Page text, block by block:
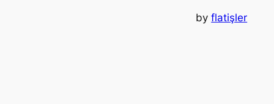
byflatişler